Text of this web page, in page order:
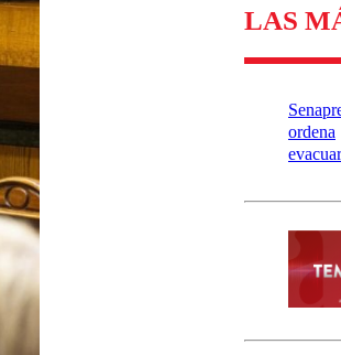
LAS
ordena
río
activa
SAE